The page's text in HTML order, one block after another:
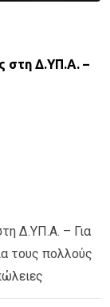
στη Δ.ΥΠ.Α. –
Δ.ΥΠ.Α. – Για
τους πολλούς